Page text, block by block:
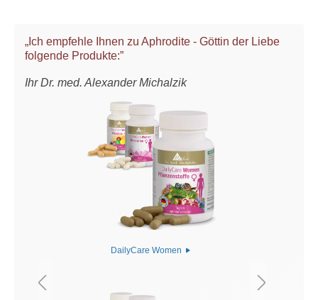
„Ich empfehle Ihnen zu Aphrodite - Göttin der Liebe
folgende Produkte:”
Ihr Dr. med. Alexander Michalzik
DailyCare Women